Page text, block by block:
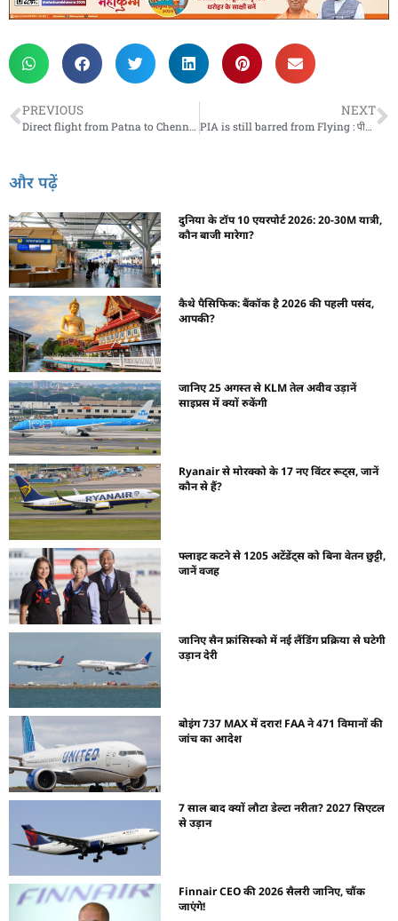
PREVIOUS
Direct flight from Patna to Chennai : पटना से चेन्नई के लिए सीधी फ्लाइट, जानें किस समय उड़ेगी और क्या होगा किराया
NEXT
PIA is still barred from Flying : पीआईए को अभी भी UK के लिए उड़ान भरने से रोका गया
और पढ़ें
दुनिया के टॉप 10 एयरपोर्ट 2026: 20-30M यात्री,
कौन बाजी मारेगा?
कैथे पैसिफिक: बैंकॉक है 2026 की पहली पसंद,
आपकी?
जानिए 25 अगस्त से KLM तेल अवीव उड़ानें
साइप्रस में क्यों रुकेंगी
Ryanair से मोरक्को के 17 नए विंटर रूट्स, जानें
कौन से हैं?
फ्लाइट कटने से 1205 अटेंडेंट्स को बिना वेतन छुट्टी,
जानें वजह
जानिए सैन फ्रांसिस्को में नई लैंडिंग प्रक्रिया से घटेगी
उड़ान देरी
बोइंग 737 MAX में दरार! FAA ने 471 विमानों की
जांच का आदेश
7 साल बाद क्यों लौटा डेल्टा नरीता? 2027 सिएटल
से उड़ान
Finnair CEO की 2026 सैलरी जानिए, चौंक
जाएंगे!